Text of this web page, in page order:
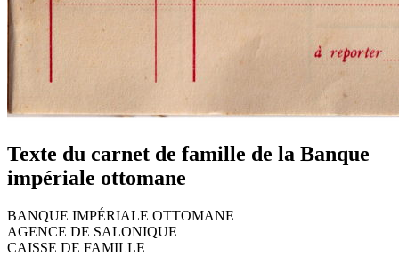
Texte du carnet de famille de la Banque
impériale ottomane
BANQUE IMPÉRIALE OTTOMANE
AGENCE DE SALONIQUE
CAISSE DE FAMILLE